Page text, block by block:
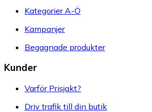
Kategorier A-Ö
Kampanjer
Begagnade produkter
Kunder
Varför Prisjakt?
Driv trafik till din butik